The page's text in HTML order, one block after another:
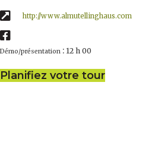
http://www.almutellinghaus.com
Démo/présentation : 12 h 00
Planifiez votre tour